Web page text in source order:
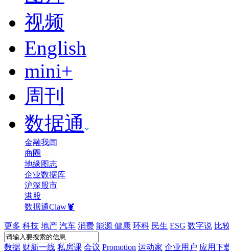
视频
English
mini+
周刊
数据通
金融我闻
商圈
地缘图志
企业数据库
沪深股市
港股
数据通Claw🦞
更多 科技 地产 汽车 消费 能源 健康 环科 民生 ESG 数字说 比
数据 财新一线 私房课 会议 Promotion 运动家 企业用户 应用下